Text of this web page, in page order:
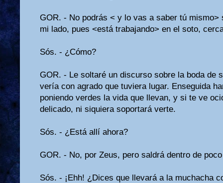
GOR. - No podrás < y lo vas a saber tú mismo>
mi lado, pues <está trabajando> en el soto,
Sós. - ¿Cómo?
GOR. - Le soltaré un discurso sobre la boda de
vería con agrado que tuviera lugar. Enseguida
poniendo verdes la vida que llevan, y si te ve
delicado, ni siquiera soportará verte.
Sós. - ¿Está allí ahora?
GOR. - No, por Zeus, pero saldrá dentro de
Sós. - ¡Ehh! ¿Dices que llevará a la muchacha